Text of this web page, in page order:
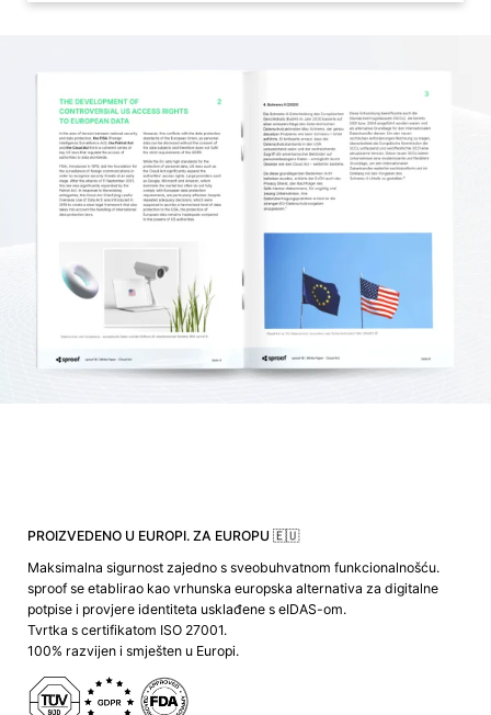
PROIZVEDENO U EUROPI. ZA EUROPU 🇪🇺
Maksimalna sigurnost zajedno s sveobuhvatnom funkcionalnošću.
sproof se etablirao kao vrhunska europska alternativa za digitalne
potpise i provjere identiteta usklađene s eIDAS-om.
Tvrtka s certifikatom ISO 27001.
100% razvijen i smješten u Europi.